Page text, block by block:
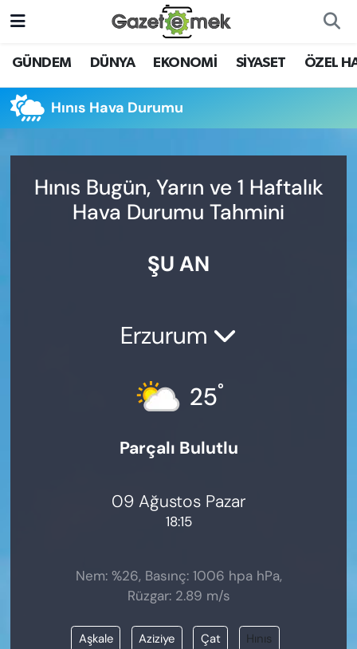
GÜNDEM DÜNYA EKONOMİ SİYASET ÖZEL
Hınıs Hava Durumu
Hınıs Bugün, Yarın ve 1 Haftalık
Hava Durumu Tahmini
ŞU AN
Erzurum
25°
Parçalı Bulutlu
09 Ağustos Pazar
18:15
Nem: %26, Basınç: 1006 hpa hPa,
Rüzgar: 2.89 m/s
Aşkale Aziziye Çat Hınıs
DÜNYA
EKONOMİ
YENİ MEDYADA EMEK
GAZETECİLİĞİNİ GELİŞTİRMEK
ÖZEL HABER
Nöbetçi Eczaneler
Hava Durumu
Trafik Durumu
Süper Lig Puan Durumu ve Fikstür
Haber Arşivi